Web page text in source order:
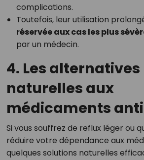
complications.
Toutefois, leur utilisation
réservée aux cas les plus
par un médecin.
4. Les alternatives
naturelles aux
médicaments
Si vous souffrez de reflux léger ou
réduire votre dépendance aux
quelques solutions naturelles